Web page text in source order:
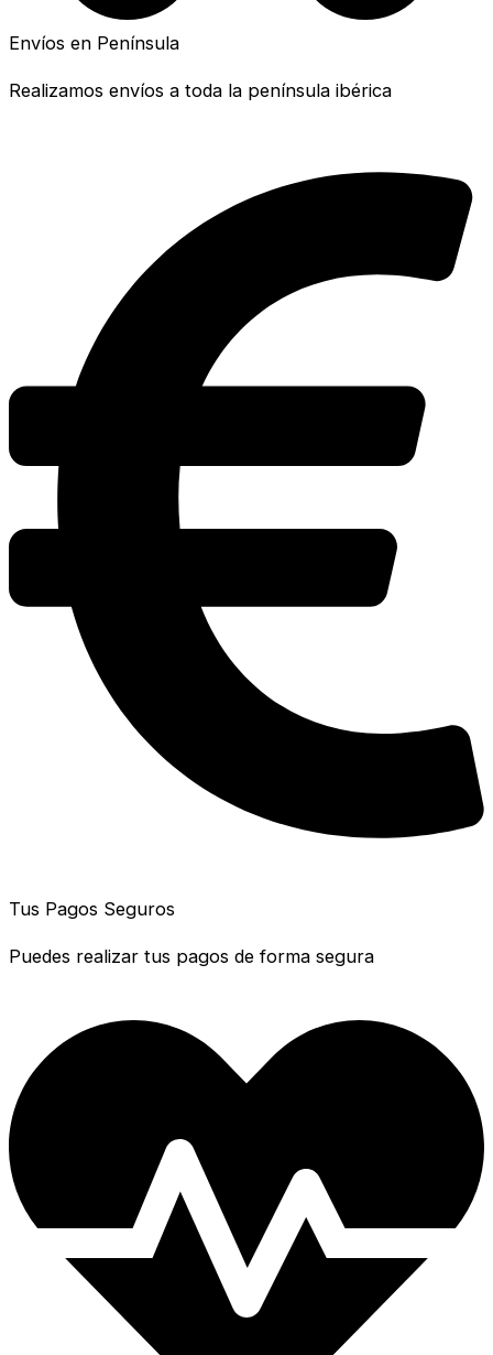
Envíos en Península
Realizamos envíos a toda la península ibérica
Tus Pagos Seguros
Puedes realizar tus pagos de forma segura